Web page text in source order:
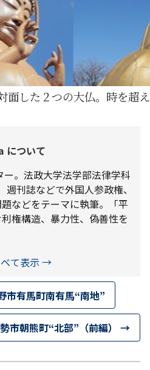
面した２つの大仏。時を超
について
ー。法政大学法学部法律学科
などをテーマに執筆。「平
権構造、暴力性、偽善性を
て表示 →
市有馬町南有馬“南地”
市朝熊町“北部”（前編） →